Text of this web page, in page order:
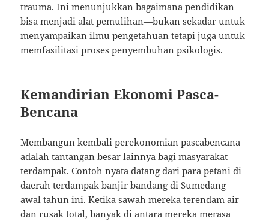
trauma. Ini menunjukkan bagaimana pendidikan
bisa menjadi alat pemulihan—bukan sekadar untuk
menyampaikan ilmu pengetahuan tetapi juga untuk
memfasilitasi proses penyembuhan psikologis.
Kemandirian Ekonomi Pasca-
Bencana
Membangun kembali perekonomian pascabencana
adalah tantangan besar lainnya bagi masyarakat
terdampak. Contoh nyata datang dari para petani di
daerah terdampak banjir bandang di Sumedang
awal tahun ini. Ketika sawah mereka terendam air
dan rusak total, banyak di antara mereka merasa